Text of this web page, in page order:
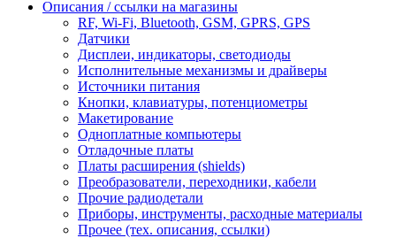
Описания / ссылки на магазины
RF, Wi-Fi, Bluetooth, GSM, GPRS, GPS
Датчики
Дисплеи, индикаторы, светодиоды
Исполнительные механизмы и драйверы
Источники питания
Кнопки, клавиатуры, потенциометры
Макетирование
Одноплатные компьютеры
Отладочные платы
Платы расширения (shields)
Преобразователи, переходники, кабели
Прочие радиодетали
Приборы, инструменты, расходные материалы
Прочее (тех. описания, ссылки)